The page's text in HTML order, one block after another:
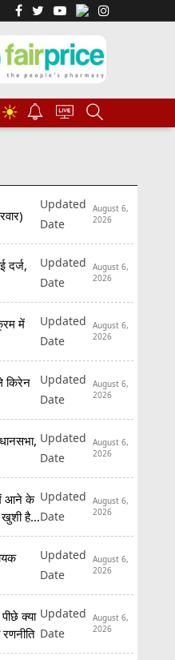
☀
Updated
Date
August 6,
2026
दर्ज,
Updated
Date
August 6,
2026
में
Updated
Date
August 6,
2026
किरेन
Updated
Date
August 6,
2026
Updated
Date
August 6,
2026
में आने के
खुशी है
Updated
Date
August 6,
2026
Updated
Date
August 6,
2026
क्या Updated
Date
August 6,
2026